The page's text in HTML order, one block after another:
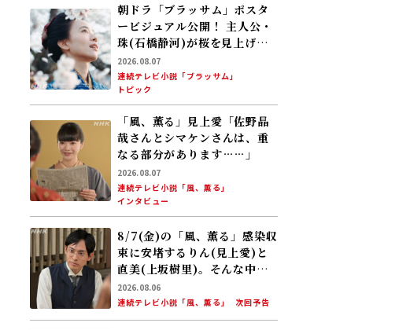
朝ドラ「ブラッサム」ポスタ
ービジュアル公開！ 主人公・
珠(石橋静河)が桜を見上げる
印象的な1枚 タイトル映像は
奥山大史監督、語りは三條雅
幸アナ 2026年度後期放送
2026.08.07
連続テレビ小説「ブラッサム」
トピック
「風、薫る」見上愛「佐野晶
哉さんとシマケンさんは、重
なる部分があります……」
2026.08.07
連続テレビ小説「風、薫る」
インタビュー
8/7(金)の「風、薫る」感染収
束に安堵するりん(見上愛)と
直美(上坂樹里)。そんな中、
黒川(平埜生成)がりんにある
提案をする
2026.08.06
連続テレビ小説「風、薫る」
次回予告